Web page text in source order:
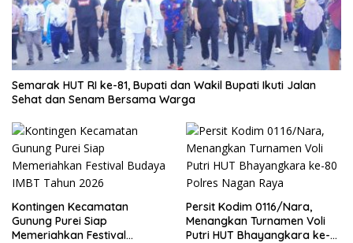
Semarak HUT RI ke-81, Bupati dan Wakil Bupati Ikuti Jalan
Sehat dan Senam Bersama Warga
Kontingen Kecamatan
Gunung Purei Siap
Memeriahkan Festival
Persit Kodim 0116/Nara,
Menangkan Turnamen Voli
Putri HUT Bhayangkara ke-